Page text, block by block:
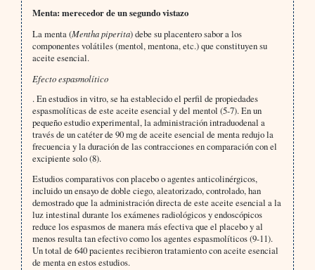
Menta: merecedor de un segundo vistazo
La menta (Mentha piperita) debe su placentero sabor a los
componentes volátiles (mentol, mentona, etc.) que constituyen su
aceite esencial.
Efecto espasmolítico
. En estudios in vitro, se ha establecido el perfil de propiedades
espasmolíticas de este aceite esencial y del mentol (5-7). En un
pequeño estudio experimental, la administración intraduodenal a
través de un catéter de 90 mg de aceite esencial de menta redujo la
frecuencia y la duración de las contracciones en comparación con el
excipiente solo (8).
Estudios comparativos con placebo o agentes anticolinérgicos,
incluido un ensayo de doble ciego, aleatorizado, controlado, han
demostrado que la administración directa de este aceite esencial a la
luz intestinal durante los exámenes radiológicos y endoscópicos
reduce los espasmos de manera más efectiva que el placebo y al
menos resulta tan efectivo como los agentes espasmolíticos (9-11).
Un total de 640 pacientes recibieron tratamiento con aceite esencial
de menta en estos estudios.